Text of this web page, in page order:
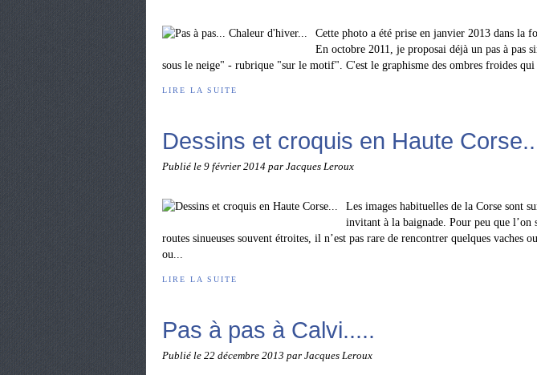
Cette photo a été prise en janvier 2013 dans la
En octobre 2011, je proposai déjà un pas à pas
sous le neige" - rubrique "sur le motif". C'est le graphisme des ombres froides
LIRE LA SUITE
Dessins et croquis en Haute
Publié le 9 février 2014 par Jacques Leroux
Les images habituelles de la Corse sont
invitant à la baignade. Pour peu que l’on
routes sinueuses souvent étroites, il n’est pas rare de rencontrer quelques vaches
ou...
LIRE LA SUITE
Pas à pas à Calvi.....
Publié le 22 décembre 2013 par Jacques Leroux